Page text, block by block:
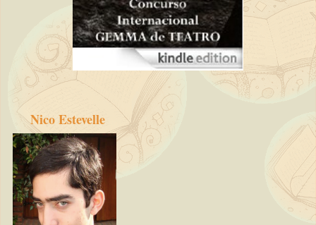
Nico Estevelle